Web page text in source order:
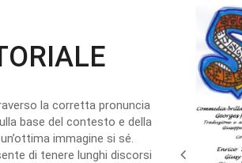
la corretta pronuncia
base del contesto e della
immagine si sé.
di tenere lunghi discorsi